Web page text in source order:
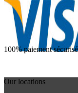
100% paiement sécurisé
Our locations